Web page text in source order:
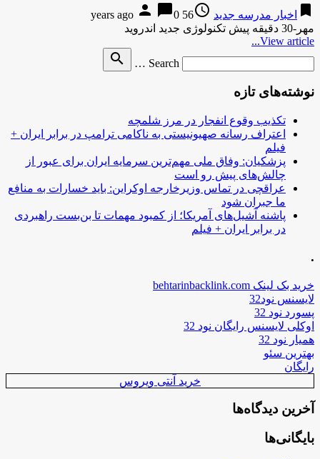
bookmark اخبار مدرسه جدید access_time
56 years ago
person chat_bubble0
مهر-30 دقیقه پیش تکنولوژی جدید اندروید
View article...
Search …
search
نوشته‌های تازه
تکذیب وقوع انفجار در مرز شلمچه
اعتراف رسانه صهیونیستی به ناکامی ترامپ در برابر ایران +
فیلم
پزشکیان: وفاق ملی مهم‌ترین سرمایه ایران برای عبور از
چالش‌های پیش رو است
عراقچی در تماس وزیرخارجه اوکراین: باید خسارات به منافع
ما جبران شود
پاشنه آشیل‌های آمریکا؛ از کمبود مهمات تا بن‌بست راهبردی
در برابر ایران + فیلم
.
خرید بک لینک behtarinbacklink.com
لایسنس نود32
پسورد نود 32
اوکلی لایسنس رایگان نود 32
همیار نود 32
بهترین سئو
رایگان
خرید آنتی ویروس
آخرین دیدگاه‌ها
بایگانی‌ها